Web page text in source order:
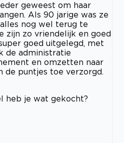
geweest om haar
Als 90 jarige was ze
nog wel terug te
zijn zo vriendelijk en goed
goed uitgelegd, met
de administratie
en omzetten naar
de puntjes toe verzorgd.
heb je wat gekocht?